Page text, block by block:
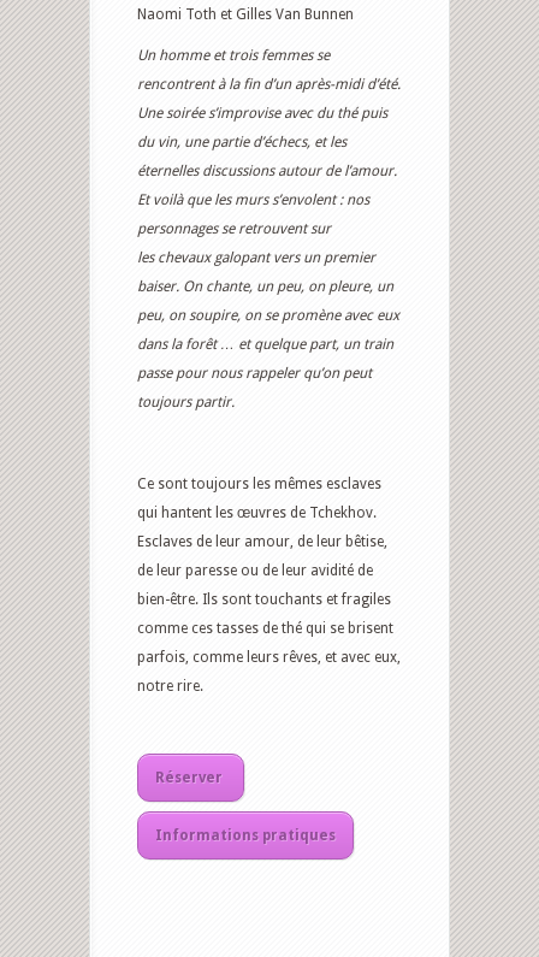
Naomi Toth et Gilles Van Bunnen
Un homme et trois femmes se
rencontrent à la fin d’un après-midi d’été.
Une soirée s’improvise avec du thé puis
du vin, une partie d’échecs, et les
éternelles discussions autour de l’amour.
Et voilà que les murs s’envolent : nos
personnages se retrouvent sur
les chevaux galopant vers un premier
baiser. On chante, un peu, on pleure, un
peu, on soupire, on se promène avec eux
dans la forêt … et quelque part, un train
passe pour nous rappeler qu’on peut
toujours partir.
Ce sont toujours les mêmes esclaves
qui hantent les œuvres de Tchekhov.
Esclaves de leur amour, de leur bêtise,
de leur paresse ou de leur avidité de
bien-être. Ils sont touchants et fragiles
comme ces tasses de thé qui se brisent
parfois, comme leurs rêves, et avec eux,
notre rire.
Réserver
Informations pratiques